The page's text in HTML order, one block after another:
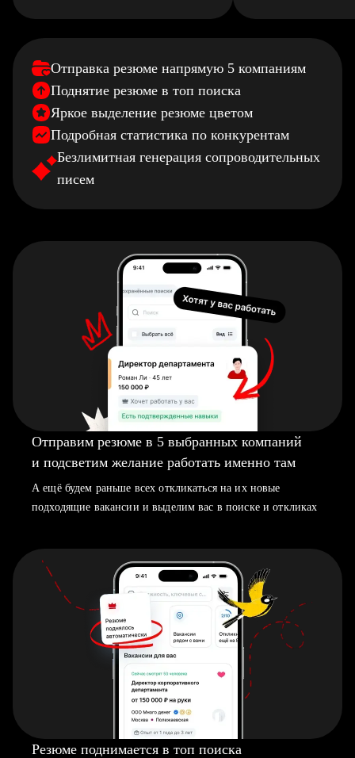
Отправка резюме напрямую 5 компаниям
Поднятие резюме в топ поиска
Яркое выделение резюме цветом
Подробная статистика по конкурентам
Безлимитная генерация сопроводительных
писем
Отправим резюме в 5 выбранных компаний
и подсветим желание работать именно там
А ещё будем раньше всех откликаться на их новые
подходящие вакансии и выделим вас в поиске и откликах
Резюме поднимается в топ поиска